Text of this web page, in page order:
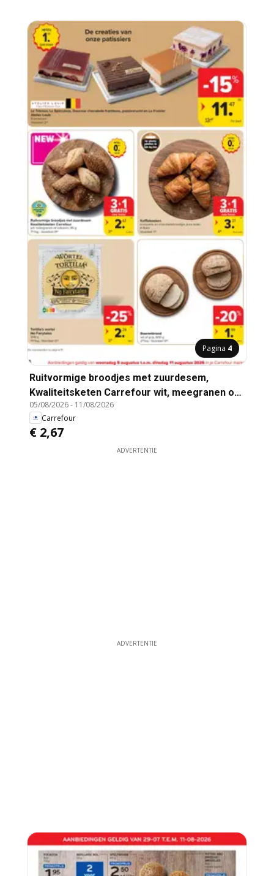
Pagina 4
Ruitvormige broodjes met zuurdesem,
Kwaliteitsketen Carrefour wit, meegranen of
volkoren, 95 g
05/08/2026- 11/08/2026
Carrefour
€ 2,67
ADVERTENTIE
ADVERTENTIE